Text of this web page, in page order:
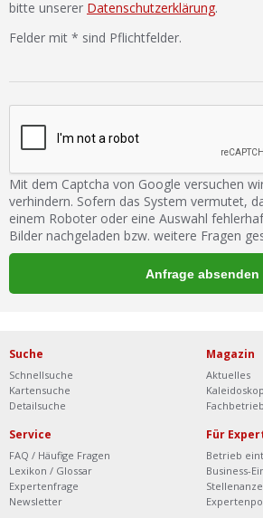
bitte unserer Datenschutzerklärung.
Felder mit * sind Pflichtfelder.
Mit dem Captcha von Google versuchen
verhindern. Sofern das System vermutet,
einem Roboter oder eine Auswahl
Bilder nachgeladen bzw. weitere Fragen
Suche
Schnellsuche
Kartensuche
Detailsuche
Magazin
Aktuelles
Kaleidoskop
Service
FAQ / Häufige Fragen
Lexikon / Glossar
Expertenfrage
Newsletter
Für
Betrieb
Business-